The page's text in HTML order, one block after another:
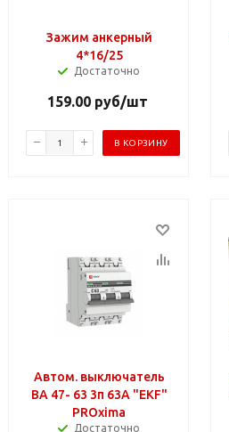
Зажим анкерный
4*16/25
Достаточно
159.00руб/шт
В КОРЗИНУ
Автом. выключатель
ВА 47- 63 3п 63А "EKF"
PROxima
Достаточно